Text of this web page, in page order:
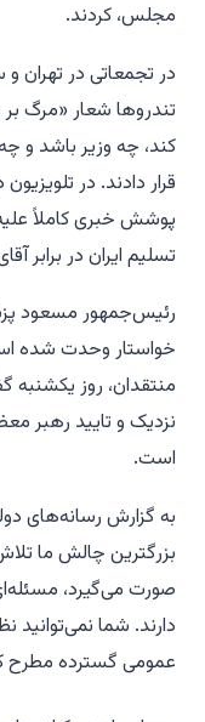
مجلس، کردند.
در تجمعاتی در تهران
تندروها شعار «مرگ
کند، چه وزیر باشد و
قرار دادند. در
تسلیم ایران در برابر
رئیس‌جمهور مسعود
خواستار وحدت شده
منتقدان، روز
نزدیک و تایید رهبر
است.
به گزارش رسانه‌های
بزرگترین چالش ما
صورت می‌گیرد،
دارند. شما
عمومی گسترده مطرح